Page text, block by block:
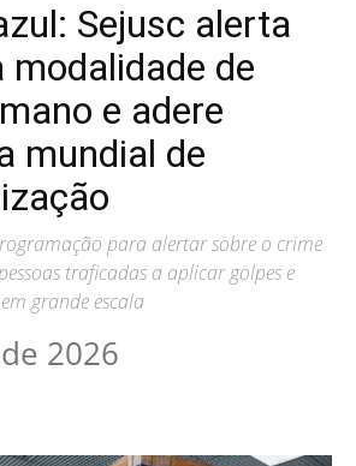
Sejusc alerta
modalidade de
e adere
mundial de
para alertar sobre o crime
traficadas a aplicar golpes e
grande escala
2026